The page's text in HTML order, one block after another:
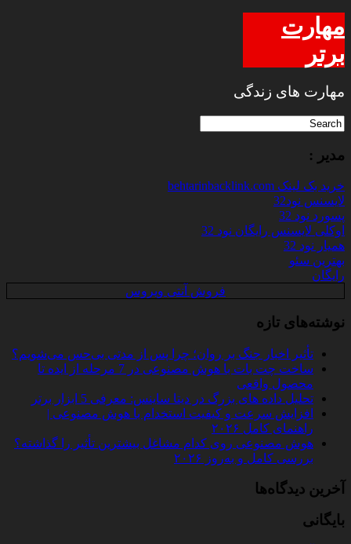
مهارت
برتر
مهارت های زندگی
مدیر :
خرید بک لینک behtarinbacklink.com
لایسنس نود32
پسورد نود 32
اوکلی لایسنس رایگان نود 32
همیار نود 32
بهترین سئو
رایگان
فروش آنتی ویروس
نوشته‌های تازه
تأثیر اخبار جنگ بر روان؛ چرا پس از مدتی بی‌حس می‌شویم؟
ساخت چت‌ بات با هوش مصنوعی در 7 مرحله از ایده تا
محصول واقعی
تحلیل داده‌ های بزرگ در دیتا ساینس: معرفی 5 ابزار برتر
افزایش سرعت و کیفیت استخدام با هوش مصنوعی |
راهنمای کامل ۲۰۲۶
هوش مصنوعی روی کدام مشاغل بیشترین تأثیر را گذاشته؟
بررسی کامل و به‌روز ۲۰۲۶
آخرین دیدگاه‌ها
بایگانی